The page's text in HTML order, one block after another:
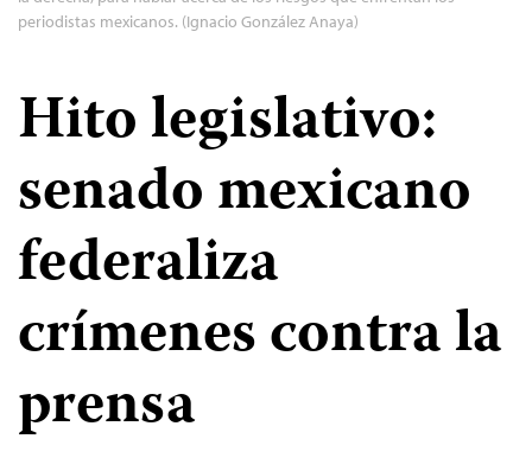
periodistas mexicanos. (Ignacio González Anaya)
Hito legislativo:
senado mexicano
federaliza
crímenes contra la
prensa